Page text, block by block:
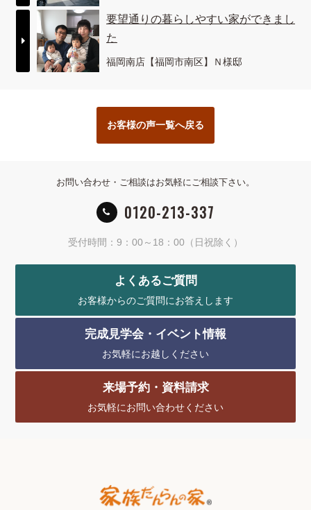
要望通りの暮らしやすい家ができまし
た
福岡南店【福岡市南区】Ｎ様邸
お客様の声一覧へ戻る
お問い合わせ・ご相談はお気軽にご相談下さい。
0120-213-337
受付時間：9：00～18：00（日祝除く）
よくあるご質問
お客様からのご質問にお答えします
完成見学会・イベント情報
お気軽にお越しください
来場予約・資料請求
お気軽にお問い合わせください